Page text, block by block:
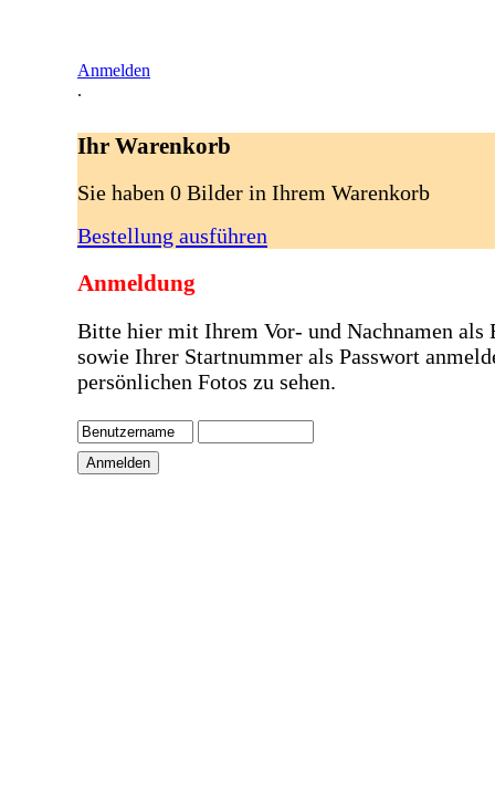
Anmelden
.
Ihr Warenkorb
Sie haben 0 Bilder in Ihrem Warenkorb
Bestellung ausführen
Anmeldung
Bitte hier mit Ihrem Vor- und Nachnamen als
sowie Ihrer Startnummer als Passwort
persönlichen Fotos zu sehen.